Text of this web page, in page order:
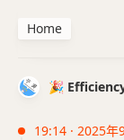
🎉
19:14 · 2025年
Home